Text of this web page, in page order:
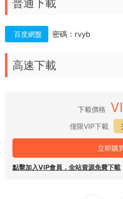
普通下載
百度網盤 密碼：rvyb
高速下載
下載價格
僅限VIP下載
立即購
點擊加入VIP會員，全站資源免費下載